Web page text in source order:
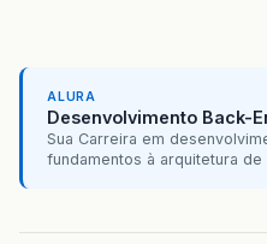
ALURA
Desenvolvimento Back-
Sua Carreira em
fundamentos à arquitetura de